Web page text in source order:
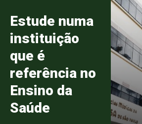
Estude numa
instituição
que é
referência no
Ensino da
Saúde